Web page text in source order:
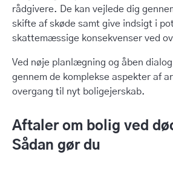
rådgivere. De kan vejlede dig
skifte af skøde samt give indsigt i
skattemæssige konsekvenser ved
Ved nøje planlægning og åben
gennem de komplekse aspekter af
overgang til nyt boligejerskab.
Aftaler om bolig ved
Sådan gør du